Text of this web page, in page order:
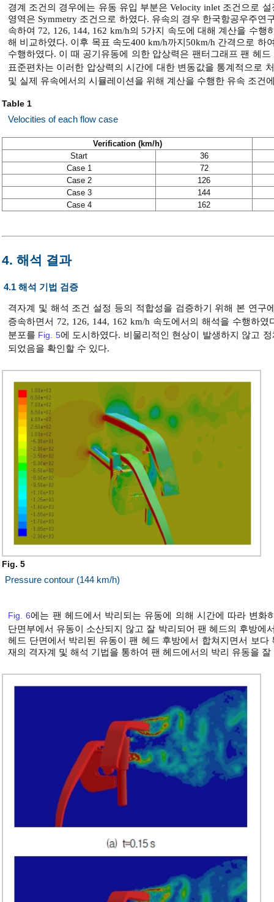
경계 조건의 경우에는 유동 유입 부분은 Velocity inlet 조건으로
영역은 Symmetry 조건으로 하였다. 유속의 경우 한국항공우주연
속하여 72, 126, 144, 162 km/h의 5가지 속도에 대해 계산을 수
해 비교하였다. 이후 목표 속도400 km/h까지50km/h 간격으로 하
수행하였다. 이 때 공기유동에 의한 압상력은 팬터그래프 팬 헤
표준편차는 이러한 압상력의 시간에 대한 변동값을 통계적으로
및 실제 유속에서의 시뮬레이션을 위해 계산을 수행한 유속 조건
Table 1
Velocities of each flow case
Verification (km/h)
Start
36
Case 1
72
Case 2
126
Case 3
144
Case 4
162
4. 해석 결과
4.1 해석 기법 검증
격자계 및 해석 조건 설정 등의 적합성을 검증하기 위해 본 연구
증속하면서 72, 126, 144, 162 km/h 속도에서의 해석을 수행하
분포를 Fig. 5에 도시하였다. 비물리적인 현상이 발생하지 않고
되었음을 확인할 수 있다.
Fig. 5
Pressure contour (144 km/h)
Fig. 6에는 팬 헤드에서 박리되는 유동에 의해 시간에 따라 변화
단면부에서 유동이 소산되지 않고 잘 박리되어 팬 헤드의 후방에
헤드 단면에서 박리된 유동이 팬 헤드 후방에서 합쳐지면서 보
재의 격자계 및 해석 기법을 통하여 팬 헤드에서의 박리 유동을